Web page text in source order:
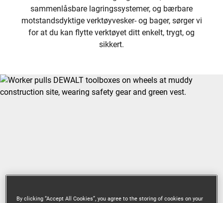
sammenlåsbare lagringssystemer, og bærbare
motstandsdyktige verktøyvesker- og bager, sørger vi
for at du kan flytte verktøyet ditt enkelt, trygt, og
sikkert.
By clicking “Accept All Cookies”, you agree to the storing of cookies on your